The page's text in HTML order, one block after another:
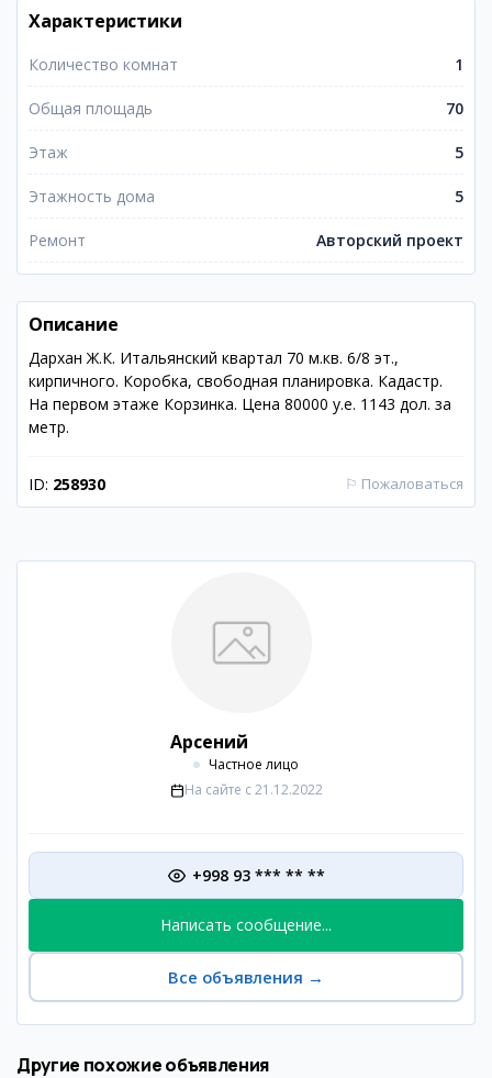
Характеристики
Количество комнат 1
Общая площадь 70
Этаж 5
Этажность дома 5
Ремонт Авторский проект
Описание
Дархан Ж.К. Итальянский квартал 70 м.кв. 6/8 эт.,
кирпичного. Коробка, свободная планировка. Кадастр.
На первом этаже Корзинка. Цена 80000 у.е. 1143 дол. за
метр.
ID: 258930 ⚐ Пожаловаться
Арсений
Частное лицо
На сайте с 21.12.2022
+998 93 *** ** **
Написать сообщение...
Все объявления →
Другие похожие объявления